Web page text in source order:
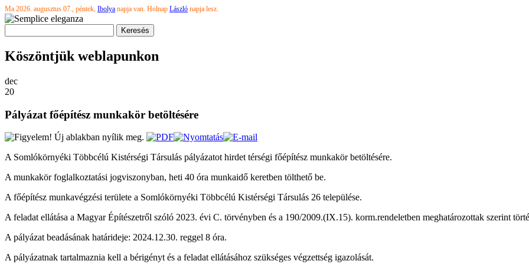
Ma 2026. augusztus 07., péntek, Ibolya napja van. Holnap László napja lesz.
Köszöntjük weblapunkon
dec
20
Pályázat főépítész munkakör betöltésére
A Somlókörnyéki Többcélú Kistérségi Társulás pályázatot hirdet térségi főépítész munkakör betöltésére.
A munkakör foglalkoztatási jogviszonyban, heti 40 óra munkaidő keretben tölthető be.
A főépítész munkavégzési területe a Somlókörnyéki Többcélú Kistérségi Társulás 26 települése.
A feladat ellátása a Magyar Építészetről szóló 2023. évi C. törvényben és a 190/2009.(IX.15). korm.rendeletben meghatározottak szerint
A pályázat beadásának határideje: 2024.12.30. reggel 8 óra.
A pályázatnak tartalmaznia kell a bérigényt és a feladat ellátásához szükséges végzettség igazolását.